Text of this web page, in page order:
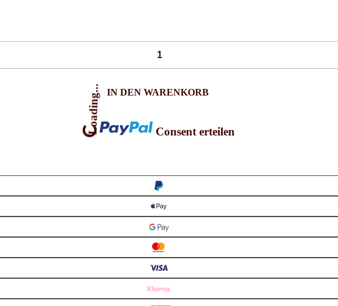
IN DEN WARENKORB
Loading... Consent erteilen